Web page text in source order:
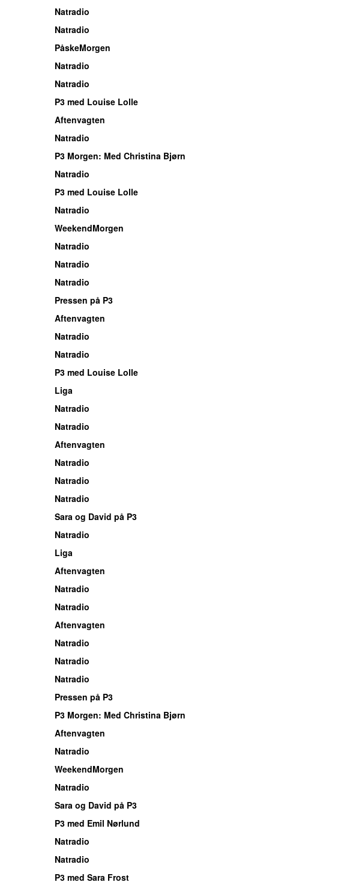
Natradio
Natradio
PåskeMorgen
Natradio
Natradio
P3 med Louise Lolle
Aftenvagten
Natradio
P3 Morgen: Med Christina Bjørn
Natradio
P3 med Louise Lolle
Natradio
WeekendMorgen
Natradio
Natradio
Natradio
Pressen på P3
Aftenvagten
Natradio
Natradio
P3 med Louise Lolle
Liga
Natradio
Natradio
Aftenvagten
Natradio
Natradio
Natradio
Sara og David på P3
Natradio
Liga
Aftenvagten
Natradio
Natradio
Aftenvagten
Natradio
Natradio
Natradio
Pressen på P3
P3 Morgen: Med Christina Bjørn
Aftenvagten
Natradio
WeekendMorgen
Natradio
Sara og David på P3
P3 med Emil Nørlund
Natradio
Natradio
P3 med Sara Frost